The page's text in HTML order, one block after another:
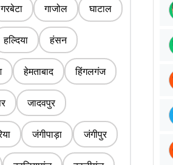
गरबेटा गाजोल घाटाल
हल्दिया हंसन
हेमताबाद हिंगलगंज
जादवपुर
जंगीपाड़ा जंगीपुर